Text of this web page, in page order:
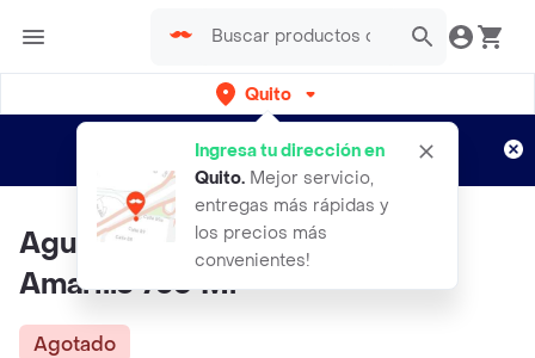
Quito
Ingresa tu dirección en
Quito. Mejor servicio,
entregas más rápidas y
los precios más
convenientes!
envíos gratis por semanas
Aplican TyC
Aguardiente Antioqueño Real
Amarillo 750 Ml
Agotado